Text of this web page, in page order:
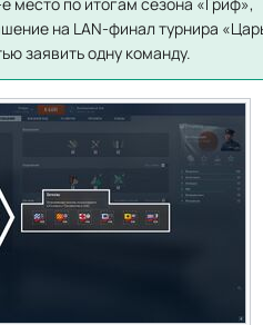
на LAN-финал турнира
заявить одну команду.